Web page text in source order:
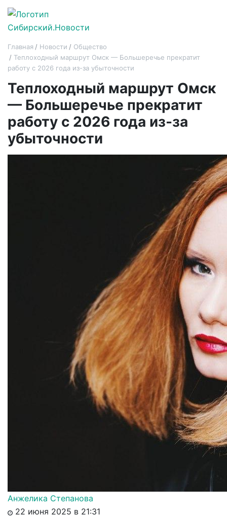
Главная Новости
Общество
Теплоходный маршрут Омск — Большеречье прекратит
работу с 2026 года из-за убыточности
Теплоходный маршрут Омск
— Большеречье прекратит
работу с 2026 года из-за
убыточности
Анжелика Степанова
22 июня 2025 в 21:31